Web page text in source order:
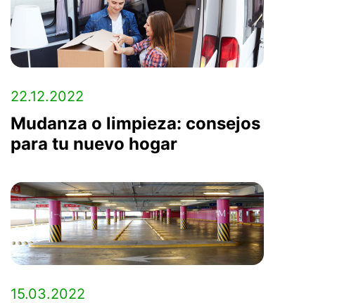
22.12.2022
Mudanza o limpieza: consejos
para tu nuevo hogar
15.03.2022